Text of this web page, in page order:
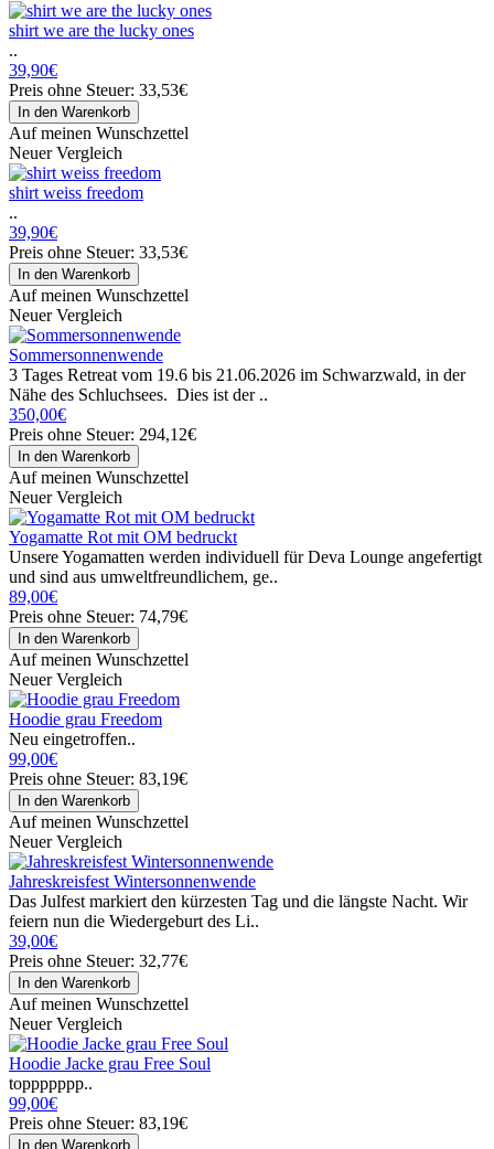
shirt we are the lucky ones
..
39,90€
Preis ohne Steuer: 33,53€
Auf meinen Wunschzettel
Neuer Vergleich
shirt weiss freedom
..
39,90€
Preis ohne Steuer: 33,53€
Auf meinen Wunschzettel
Neuer Vergleich
Sommersonnenwende
3 Tages Retreat vom 19.6 bis 21.06.2026 im Schwarzwald, in der
Nähe des Schluchsees. Dies ist der ..
350,00€
Preis ohne Steuer: 294,12€
Auf meinen Wunschzettel
Neuer Vergleich
Yogamatte Rot mit OM bedruckt
Unsere Yogamatten werden individuell für Deva Lounge angefertigt
und sind aus umweltfreundlichem, ge..
89,00€
Preis ohne Steuer: 74,79€
Auf meinen Wunschzettel
Neuer Vergleich
Hoodie grau Freedom
Neu eingetroffen..
99,00€
Preis ohne Steuer: 83,19€
Auf meinen Wunschzettel
Neuer Vergleich
Jahreskreisfest Wintersonnenwende
Das Julfest markiert den kürzesten Tag und die längste Nacht. Wir
feiern nun die Wiedergeburt des Li..
39,00€
Preis ohne Steuer: 32,77€
Auf meinen Wunschzettel
Neuer Vergleich
Hoodie Jacke grau Free Soul
toppppppp..
99,00€
Preis ohne Steuer: 83,19€